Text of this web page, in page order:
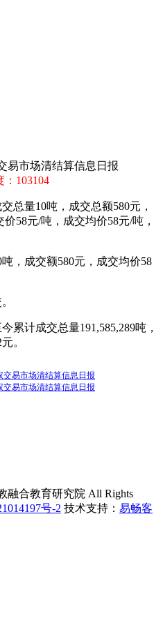
易市场清结算信息日报
：103104
总量10吨，成交总额580元，
58元/吨，成交均价58元/吨，
，成交额580元，成交均价58
累计成交总量191,585,289吨，
。
交易市场清结算信息日报
交易市场清结算信息日报
融合教育研究院 All Rights
号-2 技术支持： 易畅客